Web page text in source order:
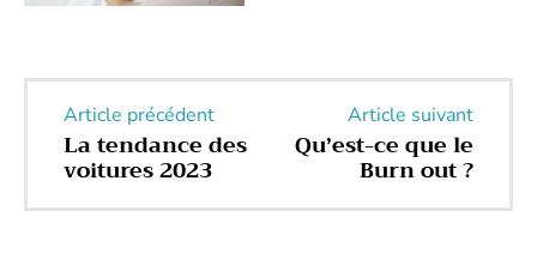
Article précédent
La tendance des
voitures 2023
Article suivant
Qu’est-ce que le
Burn out ?